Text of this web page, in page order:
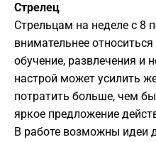
Стрелец
Стрельцам на неделе с 8
внимательнее
обучение, развлечения и
настрой может усилить
потратить больше, чем
яркое предложение
В работе возможны идеи